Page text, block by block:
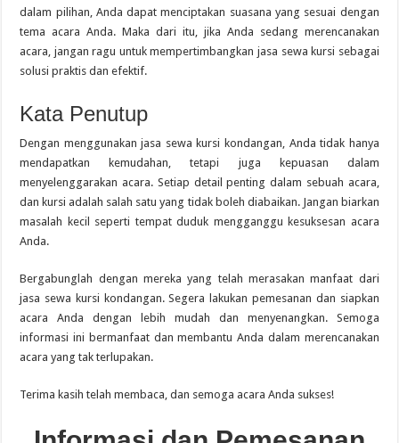
dalam pilihan, Anda dapat menciptakan suasana yang sesuai dengan
tema acara Anda. Maka dari itu, jika Anda sedang merencanakan
acara, jangan ragu untuk mempertimbangkan jasa sewa kursi sebagai
solusi praktis dan efektif.
Kata Penutup
Dengan menggunakan jasa sewa kursi kondangan, Anda tidak hanya
mendapatkan kemudahan, tetapi juga kepuasan dalam
menyelenggarakan acara. Setiap detail penting dalam sebuah acara,
dan kursi adalah salah satu yang tidak boleh diabaikan. Jangan biarkan
masalah kecil seperti tempat duduk mengganggu kesuksesan acara
Anda.
Bergabunglah dengan mereka yang telah merasakan manfaat dari
jasa sewa kursi kondangan. Segera lakukan pemesanan dan siapkan
acara Anda dengan lebih mudah dan menyenangkan. Semoga
informasi ini bermanfaat dan membantu Anda dalam merencanakan
acara yang tak terlupakan.
Terima kasih telah membaca, dan semoga acara Anda sukses!